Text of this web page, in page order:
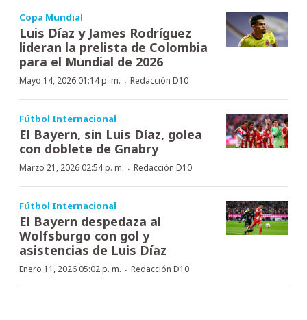
Copa Mundial
Luis Díaz y James Rodríguez
lideran la prelista de Colombia
para el Mundial de 2026
Mayo 14, 2026 01:14 p. m. · Redacción D10
Fútbol Internacional
El Bayern, sin Luis Díaz, golea
con doblete de Gnabry
Marzo 21, 2026 02:54 p. m. · Redacción D10
Fútbol Internacional
El Bayern despedaza al
Wolfsburgo con gol y
asistencias de Luis Díaz
Enero 11, 2026 05:02 p. m. · Redacción D10